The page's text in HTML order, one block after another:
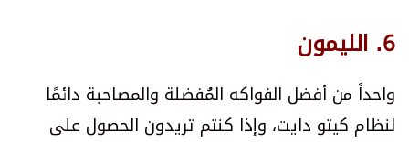
6. الليمون
واحداً من أفضل الفواكه المُفضلة والمصاحبة دائمًا
لنظام كيتو دايت، وإذا كنتم تريدون الحصول على